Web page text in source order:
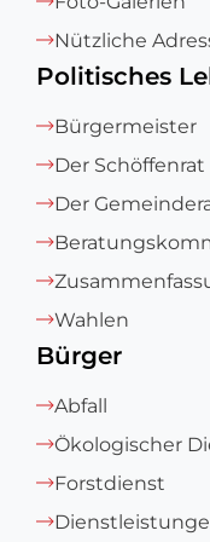
Nützliche
Politisches
Bürgermeister
Der Schöffenrat
Der
Wahlen
Bürger
Abfall
Ökologischer
Forstdienst